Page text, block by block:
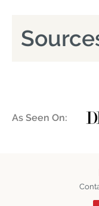
As Seen On: